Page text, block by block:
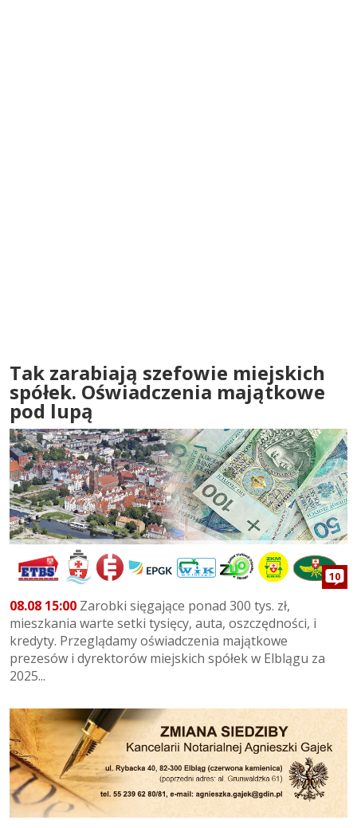
Tak zarabiają szefowie miejskich
spółek. Oświadczenia majątkowe
pod lupą
10
08.08 15:00 Zarobki sięgające ponad 300 tys. zł,
mieszkania warte setki tysięcy, auta, oszczędności, i
kredyty. Przeglądamy oświadczenia majątkowe
prezesów i dyrektorów miejskich spółek w Elblągu za
2025...